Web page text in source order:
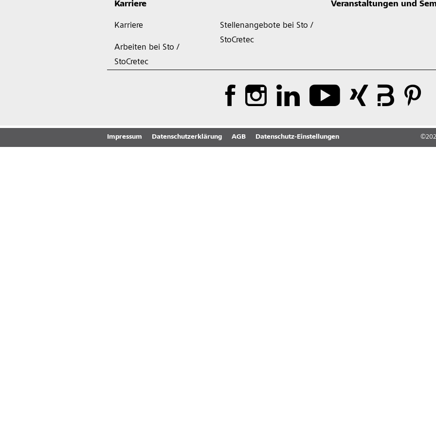
Karriere
Karriere
Arbeiten bei Sto /
StoCretec
Stellenangebote bei Sto /
StoCretec
Veranstaltungen und
Impressum Datenschutzerklärung AGB Datenschutz-Einstellungen ©